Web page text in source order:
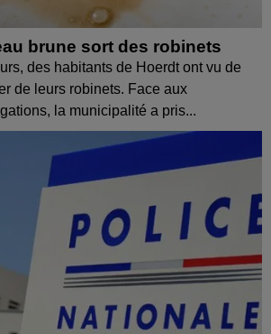
brune sort des robinets
des habitants de Hoerdt ont vu de
de leurs robinets. Face aux
la municipalité a pris...